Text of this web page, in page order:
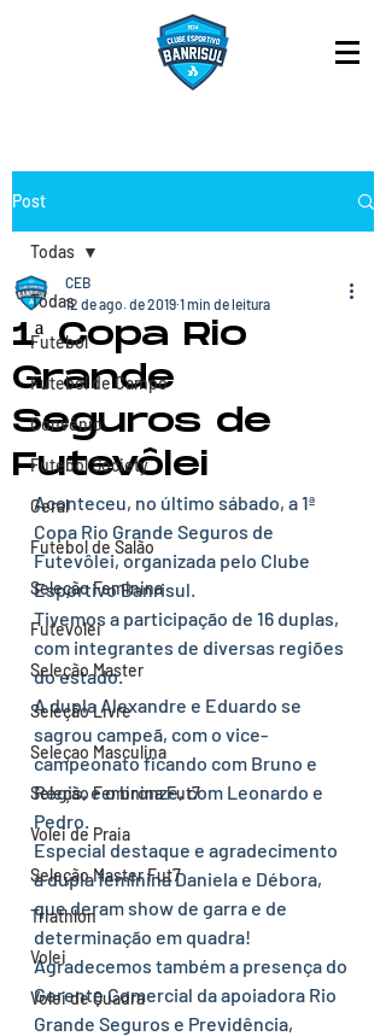
Post
Todas
Futebol
Futebol de Campo
Convênio
Futebol Society
Geral
Futebol de Salão
Seleção Feminina
Futevolei
Seleção Master
Seleção Livre
Seleçao Masculina
Seleção Feminina Fut7
Volei de Praia
Seleção Master Fut7
Triathlon
Volei
Volei de Quadra
Todas
1ª Copa Rio
Grande
Seguros de
Futevôlei
CEB
12 de ago. de 2019 1 min de leitura
Aconteceu, no último sábado, a 1ª
Copa Rio Grande Seguros de
Futevôlei, organizada pelo Clube
Esportivo Banrisul.
Tivemos a participação de 16 duplas,
com integrantes de diversas regiões
do estado.
A dupla Alexandre e Eduardo se
sagrou campeã, com o vice-
campeonato ficando com Bruno e
Régis, e o bronze, com Leonardo e
Pedro.
Especial destaque e agradecimento
à dupla feminina Daniela e Débora,
que deram show de garra e de
determinação em quadra!
Agradecemos também a presença do
Gerente Comercial da apoiadora Rio
Grande Seguros e Previdência,